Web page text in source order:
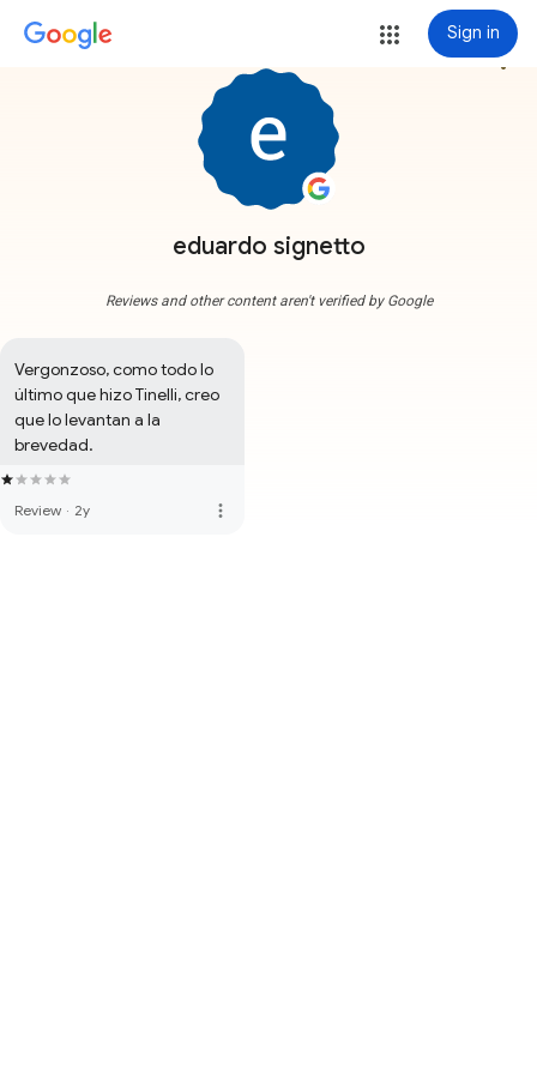
Sign in
eduardo signetto
more_vert
Reviews and other content aren't verified by Google
Vergonzoso, como todo lo
último que hizo Tinelli, creo
que lo levantan a la
brevedad.
Review · 2y more_vert